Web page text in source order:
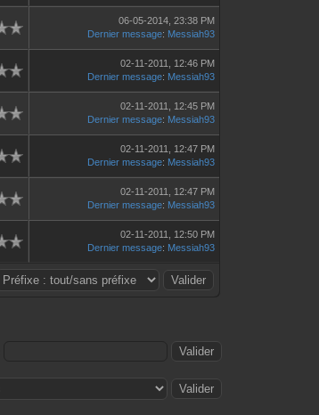
06-05-2014, 23:38 PM
Dernier message: Messiah93
02-11-2011, 12:46 PM
Dernier message: Messiah93
02-11-2011, 12:45 PM
Dernier message: Messiah93
02-11-2011, 12:47 PM
Dernier message: Messiah93
02-11-2011, 12:47 PM
Dernier message: Messiah93
02-11-2011, 12:50 PM
Dernier message: Messiah93